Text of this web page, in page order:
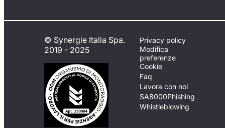
© Synergie Italia Spa.
2019 - 2025
Privacy policy
Modifica
preferenze
Cookie
Faq
Lavora con noi
SA8000Phishing
Whistleblowing